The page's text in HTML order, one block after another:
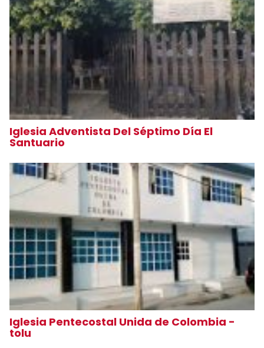
Iglesia Adventista Del Séptimo Día El
Santuario
Iglesia Pentecostal Unida de Colombia -
tolu